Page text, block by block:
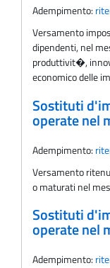
Adempimento:
Versamento
dipendenti, nel
produttivit�,
economico delle
Sostituti
operate nel
Adempimento:
Versamento
o maturati nel
Sostituti
operate nel
Adempimento: